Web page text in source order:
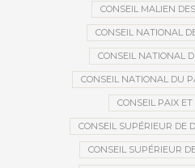
CONSEIL MALIEN
CONSEIL NATIONAL
CONSEIL NATIONAL
CONSEIL NATIONAL DU
CONSEIL PAIX ET
CONSEIL SUPÉRIEUR DE
CONSEIL SUPÉRIEUR